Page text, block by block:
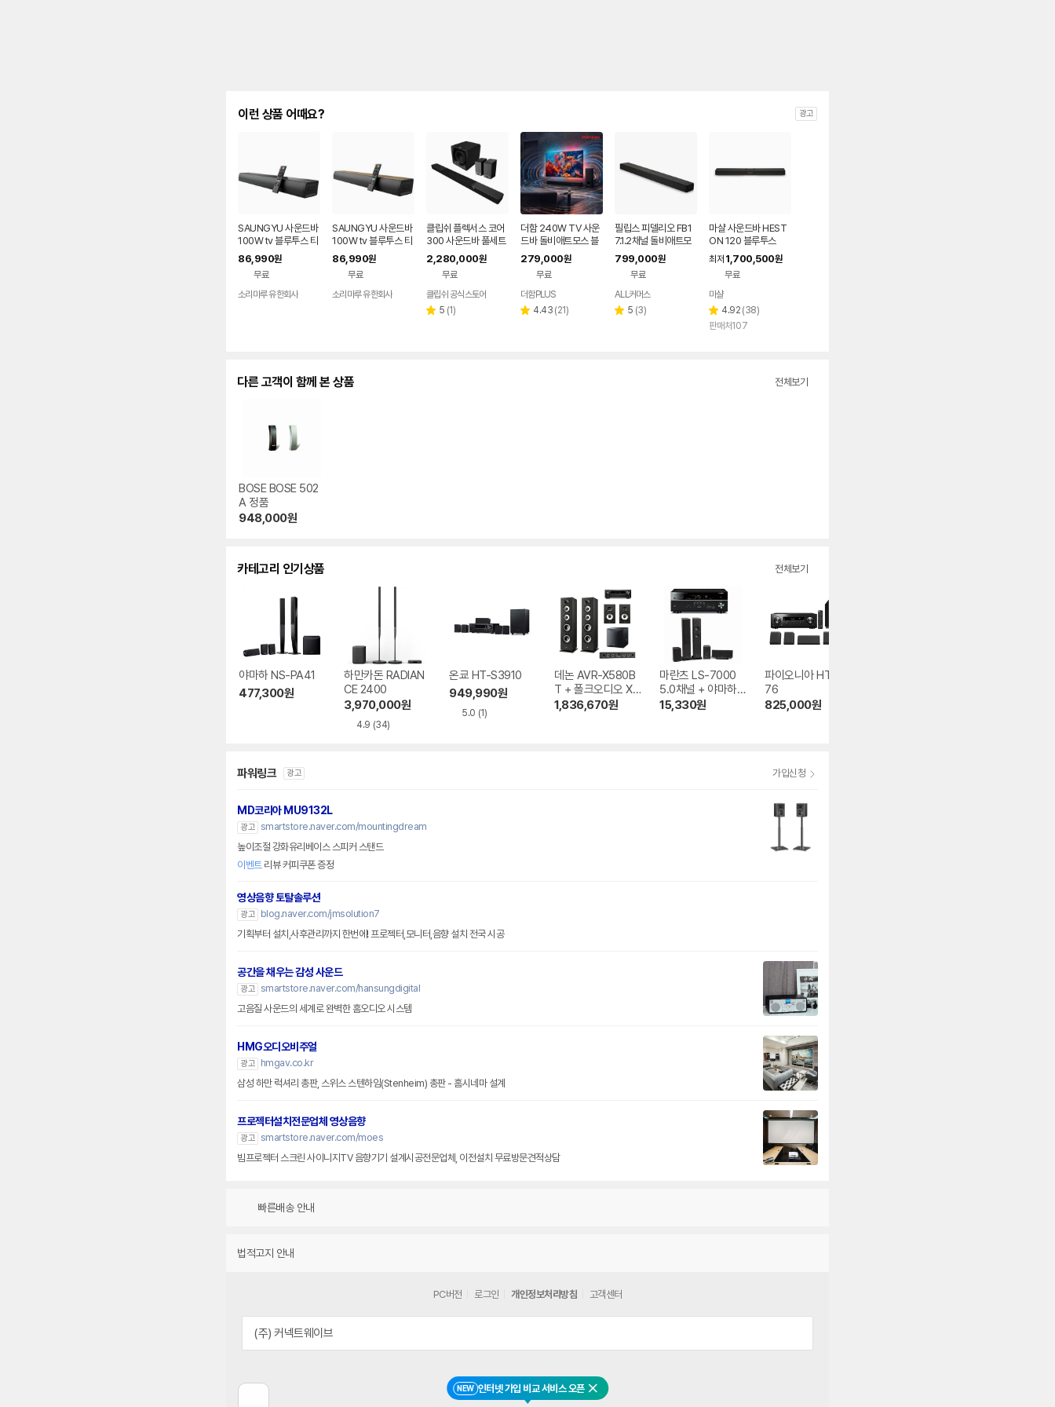
NEW 인터넷 가입 비교 서비스 오픈 닫기
이런 상품 어때요? 광고
SAUNGYU 사운드바
100W tv 블루투스 티
비 스피커 홈시어터 A
RC 옵티컬 USB
86,990원
무료
소리마루 유한회사
SAUNGYU 사운드바
100W tv 블루투스 티
비 거실 스피커 홈시어
터 ARC 옵티컬
86,990원
무료
소리마루 유한회사
클립쉬 플렉서스 코어
300 사운드바 풀세트
(Core 300+SUB 20
0+SURR 200)
2,280,000원
무료
클립쉬 공식스토어
별 5 리
(1)
더함 240W TV 사운
드바 돌비애트모스 블
루투스 홈시어터 스피
커 3.1채널
279,000원
무료
더함PLUS
별 4.43 리
(21)
필립스 피델리오 FB1
7.1.2채널 돌비애트모
스 내장 서브우퍼 무선
사운드바
799,000원
무료
ALL커머스
별 5 리
(3)
마샬 사운드바 HEST
ON 120 블루투스
최저 1,700,500원
무료
마샬
별
점
4.92 리
뷰
(38)
판매처107
다른 고객이 함께 본 상품 전체보기
BOSE BOSE 502
A 정품
948,000원
카테고리 인기상품 전체보기
야마하 NS-PA41
477,300원
하만카돈 RADIAN
CE 2400
3,970,000원
4.9 (34)
온쿄 HT-S3910
949,990원
5.0 (1)
데논 AVR-X580B
T + 폴크오디오 XT
70 5.1채널
1,836,670원
마란츠 LS-7000
5.0채널 + 야마하
AV리시버
15,330원
파이오니아 HTP-0
76
825,000원
파워링크 광고 가입신청
MD코리아 MU9132L
광고 smartstore.naver.com/mountingdream
높이조절 강화유리베이스 스피커 스탠드
이벤트리뷰 커피쿠폰 증정
영상음향 토탈솔루션
광고
blog.naver.com/jmsolution7
기획부터 설치,사후관리까지 한번에! 프로젝터,모니터,음향 설치 전국 시공
공간을 채우는 감성 사운드
광고 smartstore.naver.com/hansungdigital
고음질 사운드의 세계로 완벽한 홈오디오 시스템
HMG오디오비주얼
광고
hmgav.co.kr
삼성 하만 럭셔리 총판, 스위스 스텐하임(Stenheim) 총판 - 홈시네마 설계
프로젝터설치전문업체 영상음향
광고 smartstore.naver.com/moes
빔프로젝터 스크린 사이니지TV 음향기기 설계시공전문업체, 이전설치 무료방문견적상담
빠른배송 안내
법적고지 안내
PC버전 로그인 개인정보처리방침 고객센터
(주) 커넥트웨이브